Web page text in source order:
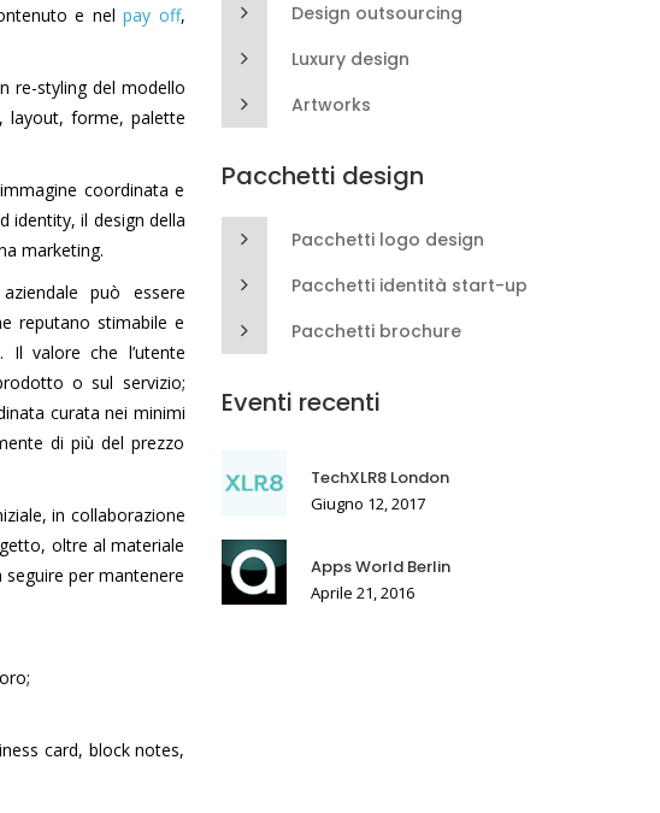
e nelpay off,
re-styling del modello
, layout, forme, palette
coordinata e
identity, il design della
marketing.
può essere
reputano stimabile e
valore che l’utente
o sul servizio;
curata nei minimi
di più del prezzo
in collaborazione
oltre al materiale
per mantenere
card, block notes,
Design outsourcing
Luxury design
Artworks
Pacchetti design
Pacchetti logo design
Pacchetti identità start-up
Pacchetti brochure
Eventi recenti
TechXLR8 London
Giugno 12, 2017
Apps World Berlin
Aprile 21, 2016